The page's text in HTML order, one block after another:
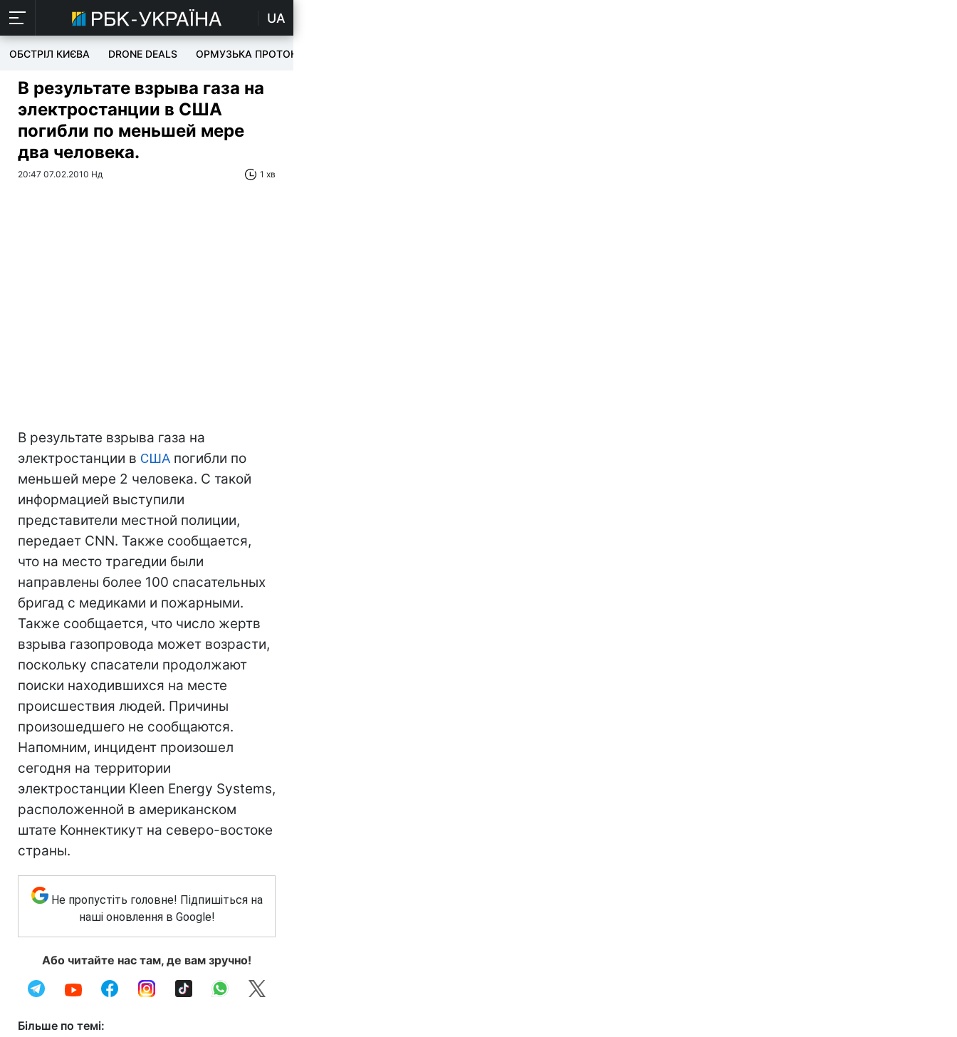
UA
ОБСТРІЛ КИЄВА DRONE DEALS ОРМУЗЬКА ПРОТОКА
В результате взрыва газа на
электростанции в США
погибли по меньшей мере
два человека.
20:47 07.02.2010 Нд 1 хв
В результате взрыва газа на
электростанции в США погибли по
меньшей мере 2 человека. С такой
информацией выступили
представители местной полиции,
передает CNN. Также сообщается,
что на место трагедии были
направлены более 100 спасательных
бригад с медиками и пожарными.
Также сообщается, что число жертв
взрыва газопровода может возрасти,
поскольку спасатели продолжают
поиски находившихся на месте
происшествия людей. Причины
произошедшего не сообщаются.
Напомним, инцидент произошел
сегодня на территории
электростанции Kleen Energy Systems,
расположенной в американском
штате Коннектикут на северо-востоке
страны.
Не пропустіть головне! Підпишіться на
наші оновлення в Google!
Або читайте нас там, де вам зручно!
Більше по темі: